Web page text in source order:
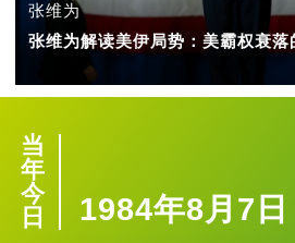
张维为
张维为解读美伊局势：美霸权衰落
当
年
今
日
1984年8月7日